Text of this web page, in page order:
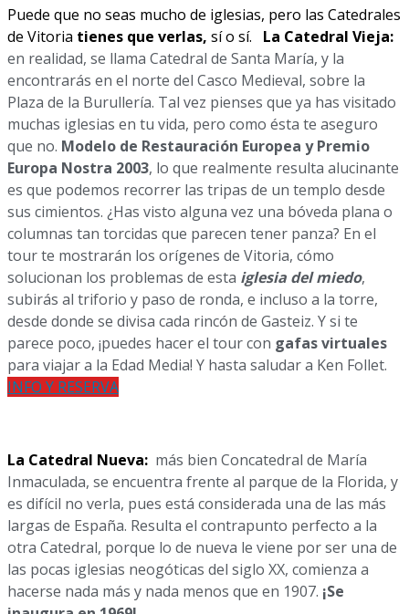
Puede que no seas mucho de iglesias, pero las Catedrales
de Vitoria tienes que verlas, sí o sí.
La Catedral Vieja:
en realidad, se llama Catedral de Santa María, y la
encontrarás en el norte del Casco Medieval, sobre la
Plaza de la Burullería. Tal vez pienses que ya has visitado
muchas iglesias en tu vida, pero como ésta te aseguro
que no. Modelo de Restauración Europea y Premio
Europa Nostra 2003, lo que realmente resulta alucinante
es que podemos recorrer las tripas de un templo desde
sus cimientos. ¿Has visto alguna vez una bóveda plana o
columnas tan torcidas que parecen tener panza? En el
tour te mostrarán los orígenes de Vitoria, cómo
solucionan los problemas de esta iglesia del miedo,
subirás al triforio y paso de ronda, e incluso a la torre,
desde donde se divisa cada rincón de Gasteiz. Y si te
parece poco, ¡puedes hacer el tour con gafas virtuales
para viajar a la Edad Media! Y hasta saludar a Ken Follet.
INFO Y RESERVA
La Catedral Nueva: más bien Concatedral de María
Inmaculada, se encuentra frente al parque de la Florida, y
es difícil no verla, pues está considerada una de las más
largas de España. Resulta el contrapunto perfecto a la
otra Catedral, porque lo de nueva le viene por ser una de
las pocas iglesias neogóticas del siglo XX, comienza a
hacerse nada más y nada menos que en 1907. ¡Se